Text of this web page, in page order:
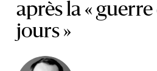
après la «
jours »